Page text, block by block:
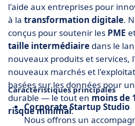
l'aide aux entreprises pour
à la transformation digitale.
conçus pour soutenir les PME
taille intermédiaire dans le
nouveaux produits et services,
nouveaux marchés et
basées sur les données pour
durable — le tout en moins de
risque minimal.
Caractéristiques principales
Corporate Startup Studio
Nous offrons un